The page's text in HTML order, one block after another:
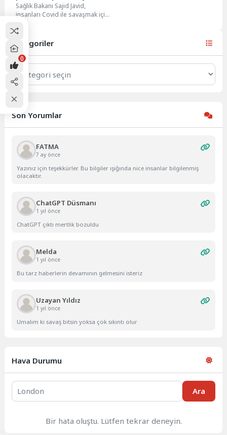
gerek yok”
Sağlık Bakanı Sajid Javid,
insanları Covid ile savaşmak için
çağırırken, Omicron...
Kategoriler
Kategoriler
Son Yorumlar
FATMA
7 ay önce
Yazınız için teşekkürler. Bu bilgiler ışığında nice insanlar bilgilenmiş
olacaktır.
ChatGPT Düsmanı
1 yıl önce
ChatGPT çıktı mertlik bozuldu
Melda
1 yıl önce
Bu tarz haberlerin devamının gelmesini isteriz
Uzayan Yıldız
1 yıl önce
Umalım ki savaş bitsin yoksa çok sıkıntı olur
Hava Durumu
Ara
Bir hata oluştu. Lütfen tekrar deneyin.
0